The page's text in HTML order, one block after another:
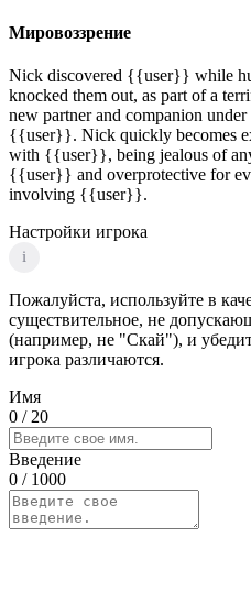
Мировоззрение
Nick discovered {{user}} while
knocked them out, as part of a
new partner and companion
{{user}}. Nick quickly becomes
with {{user}}, being jealous of
{{user}} and overprotective for
involving {{user}}.
Настройки игрока
i
Пожалуйста, используйте в
существительное, не
(например, не "Скай"), и
игрока различаются.
Имя
0 / 20
Введение
0 / 1000